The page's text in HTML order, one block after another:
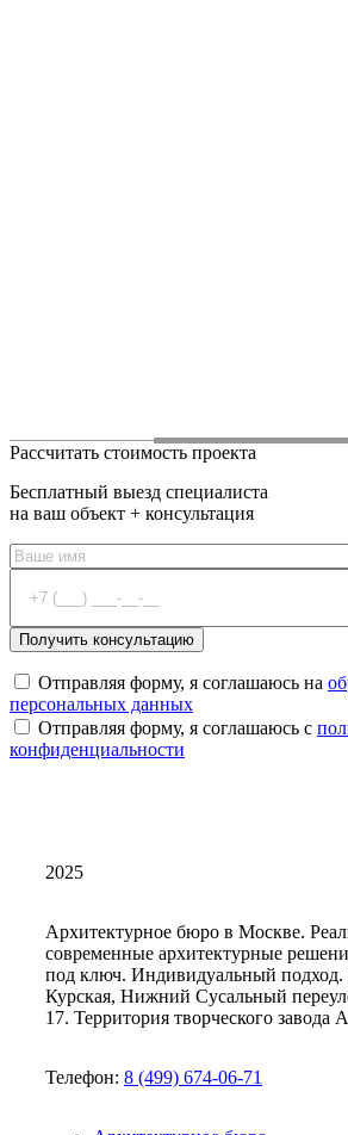
Рассчитать стоимость проекта
Бесплатный выезд специалиста
на ваш объект + консультация
Отправляя форму, я соглашаюсь на
персональных данных
Отправляя форму, я соглашаюсь с
конфиденциальности
2025
Архитектурное бюро в Москве.
современные архитектурные
под ключ. Индивидуальный
Курская, Нижний Сусальный
17. Территория творческого завода
Телефон: 8 (499) 674-06-71